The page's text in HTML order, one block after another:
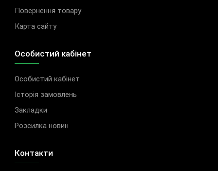
Повернення товару
Карта сайту
Особистий кабінет
Особистий кабінет
Історія замовлень
Закладки
Розсилка новин
Контакти